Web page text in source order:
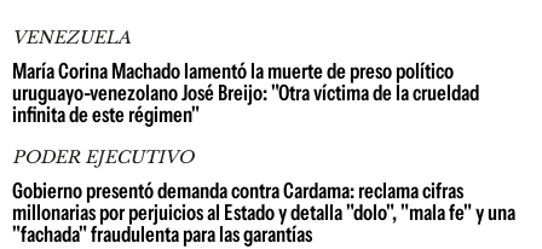
VENEZUELA
María Corina Machado lamentó la muerte de preso político
uruguayo-venezolano José Breijo: "Otra víctima de la crueldad
infinita de este régimen"
PODER EJECUTIVO
Gobierno presentó demanda contra Cardama: reclama cifras
millonarias por perjuicios al Estado y detalla "dolo", "mala fe" y una
"fachada" fraudulenta para las garantías